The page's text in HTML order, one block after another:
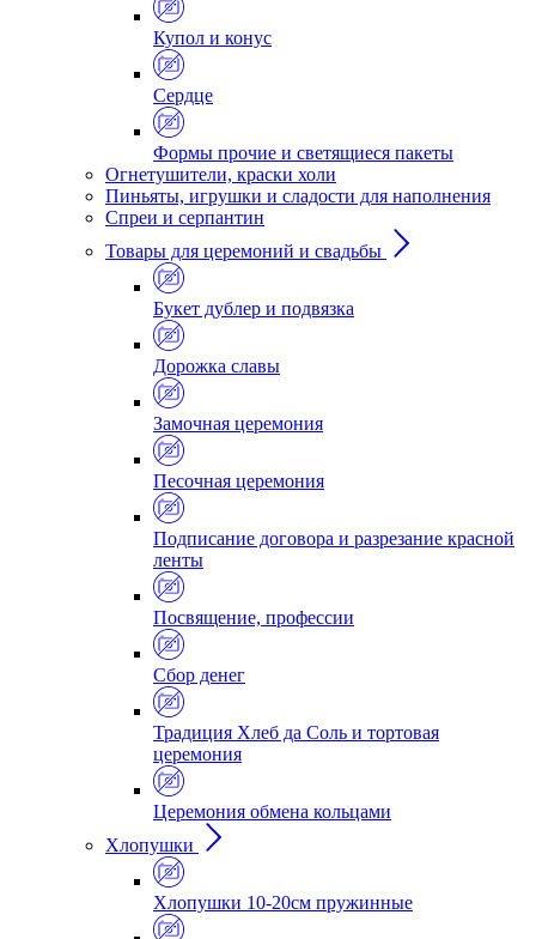
Купол и конус
Сердце
Формы прочие и светящиеся пакеты
Огнетушители, краски холи
Пиньяты, игрушки и сладости для наполнения
Спреи и серпантин
Товары для церемоний и свадьбы
Букет дублер и подвязка
Дорожка славы
Замочная церемония
Песочная церемония
Подписание договора и разрезание красной
ленты
Посвящение, профессии
Сбор денег
Традиция Хлеб да Соль и тортовая
церемония
Церемония обмена кольцами
Хлопушки
Хлопушки 10-20см пружинные